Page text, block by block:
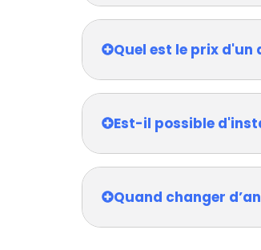
Quel est le prix
Est-il possible
Quand changer